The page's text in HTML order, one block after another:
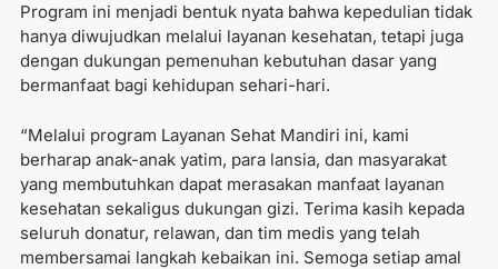
Program ini menjadi bentuk nyata bahwa kepedulian tidak
hanya diwujudkan melalui layanan kesehatan, tetapi juga
dengan dukungan pemenuhan kebutuhan dasar yang
bermanfaat bagi kehidupan sehari-hari.
“Melalui program Layanan Sehat Mandiri ini, kami
berharap anak-anak yatim, para lansia, dan masyarakat
yang membutuhkan dapat merasakan manfaat layanan
kesehatan sekaligus dukungan gizi. Terima kasih kepada
seluruh donatur, relawan, dan tim medis yang telah
membersamai langkah kebaikan ini. Semoga setiap amal